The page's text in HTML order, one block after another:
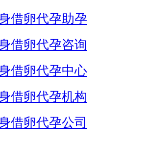
借卵代孕助孕
借卵代孕咨询
借卵代孕中心
借卵代孕机构
借卵代孕公司